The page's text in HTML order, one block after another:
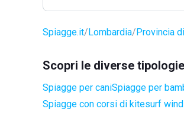
Spiagge.it Lombardia Provincia
Scopri le diverse
Spiagge per caniSpiagge per
Spiagge con corsi di kitesurf